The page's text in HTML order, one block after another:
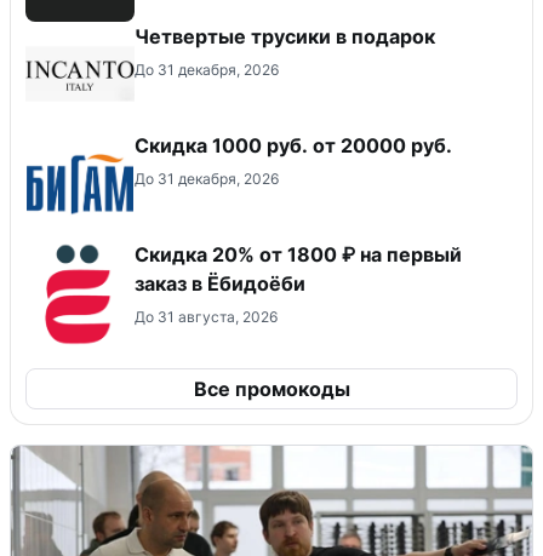
Четвертые трусики в подарок
До 31 декабря, 2026
​Скидка 1000 руб. от 20000 руб.
До 31 декабря, 2026
Скидка 20% от 1800 ₽ на первый
заказ в Ёбидоёби
До 31 августа, 2026
Все промокоды